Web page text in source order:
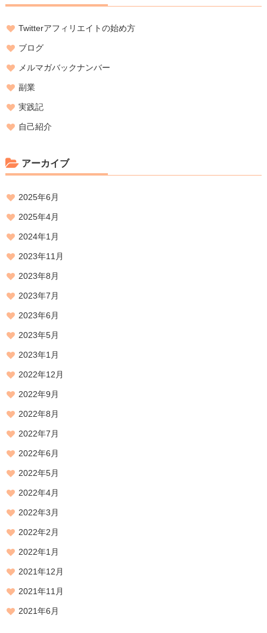
Twitterアフィリエイトの始め方
ブログ
メルマガバックナンバー
副業
実践記
自己紹介
アーカイブ
2025年6月
2025年4月
2024年1月
2023年11月
2023年8月
2023年7月
2023年6月
2023年5月
2023年1月
2022年12月
2022年9月
2022年8月
2022年7月
2022年6月
2022年5月
2022年4月
2022年3月
2022年2月
2022年1月
2021年12月
2021年11月
2021年6月